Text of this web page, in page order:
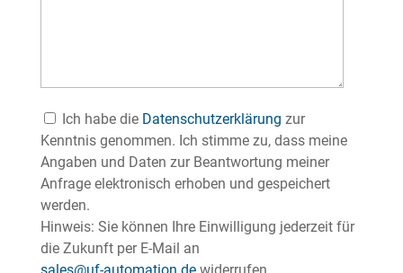
Ich habe die Datenschutzerklärung zur
Kenntnis genommen. Ich stimme zu, dass meine
Angaben und Daten zur Beantwortung meiner
Anfrage elektronisch erhoben und gespeichert
werden.
Hinweis: Sie können Ihre Einwilligung jederzeit für
die Zukunft per E-Mail an